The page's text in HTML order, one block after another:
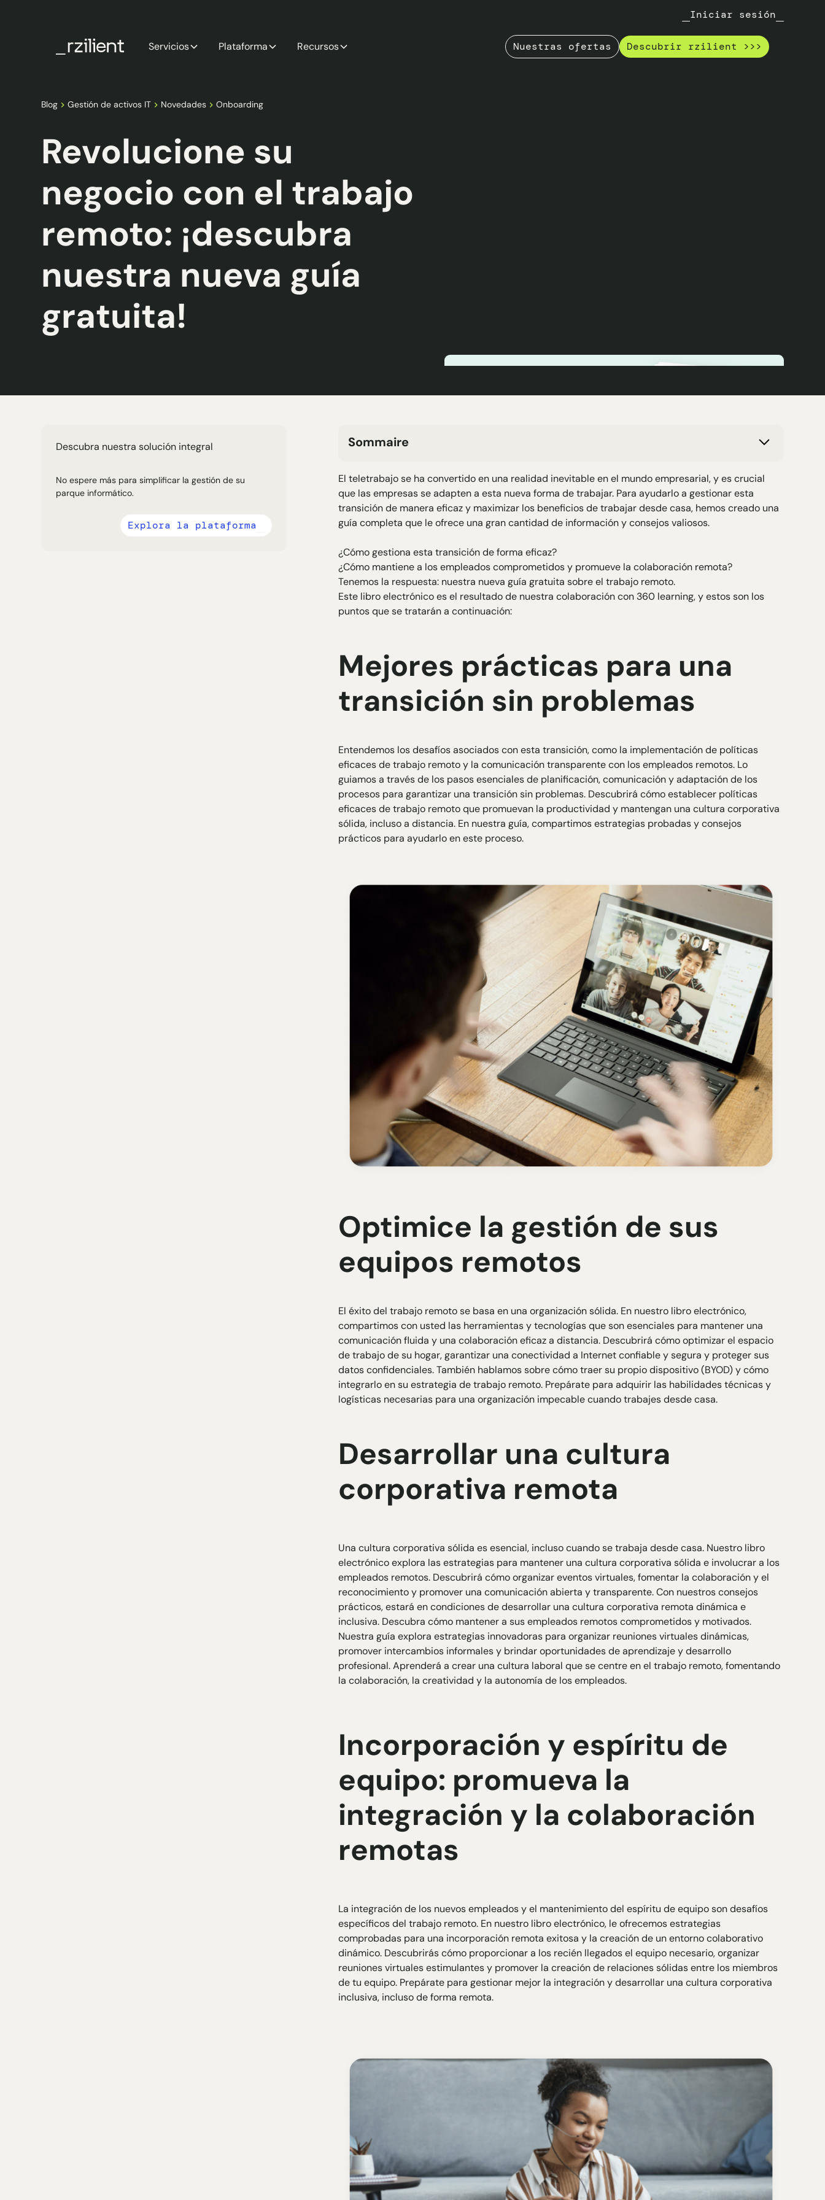
Iniciar sesión
Servicios Plataforma Recursos Nuestras ofertas Descubrir rzilient >>>
Blog Gestión de activos IT Novedades Onboarding
Revolucione su
negocio con el trabajo
remoto: ¡descubra
nuestra nueva guía
gratuita!
Descubra nuestra solución integral
No espere más para simplificar la gestión de su
parque informático.
Explora la plataforma
Sommaire
H3 Texte
H4 Texte
H5 Texte
H6 Texte
El teletrabajo se ha convertido en una realidad inevitable en el mundo empresarial, y es crucial
que las empresas se adapten a esta nueva forma de trabajar. Para ayudarlo a gestionar esta
transición de manera eficaz y maximizar los beneficios de trabajar desde casa, hemos creado una
guía completa que le ofrece una gran cantidad de información y consejos valiosos.
¿Cómo gestiona esta transición de forma eficaz?
¿Cómo mantiene a los empleados comprometidos y promueve la colaboración remota?
Tenemos la respuesta: nuestra nueva guía gratuita sobre el trabajo remoto.
Este libro electrónico es el resultado de nuestra colaboración con 360 learning, y estos son los
puntos que se tratarán a continuación:
Mejores prácticas para una
transición sin problemas
Entendemos los desafíos asociados con esta transición, como la implementación de políticas
eficaces de trabajo remoto y la comunicación transparente con los empleados remotos. Lo
guiamos a través de los pasos esenciales de planificación, comunicación y adaptación de los
procesos para garantizar una transición sin problemas. Descubrirá cómo establecer políticas
eficaces de trabajo remoto que promuevan la productividad y mantengan una cultura corporativa
sólida, incluso a distancia. En nuestra guía, compartimos estrategias probadas y consejos
prácticos para ayudarlo en este proceso.
Optimice la gestión de sus
equipos remotos
El éxito del trabajo remoto se basa en una organización sólida. En nuestro libro electrónico,
compartimos con usted las herramientas y tecnologías que son esenciales para mantener una
comunicación fluida y una colaboración eficaz a distancia. Descubrirá cómo optimizar el espacio
de trabajo de su hogar, garantizar una conectividad a Internet confiable y segura y proteger sus
datos confidenciales. También hablamos sobre cómo traer su propio dispositivo (BYOD) y cómo
integrarlo en su estrategia de trabajo remoto. Prepárate para adquirir las habilidades técnicas y
logísticas necesarias para una organización impecable cuando trabajes desde casa.
Desarrollar una cultura
corporativa remota
Una cultura corporativa sólida es esencial, incluso cuando se trabaja desde casa. Nuestro libro
electrónico explora las estrategias para mantener una cultura corporativa sólida e involucrar a los
empleados remotos. Descubrirá cómo organizar eventos virtuales, fomentar la colaboración y el
reconocimiento y promover una comunicación abierta y transparente. Con nuestros consejos
prácticos, estará en condiciones de desarrollar una cultura corporativa remota dinámica e
inclusiva. Descubra cómo mantener a sus empleados remotos comprometidos y motivados.
Nuestra guía explora estrategias innovadoras para organizar reuniones virtuales dinámicas,
promover intercambios informales y brindar oportunidades de aprendizaje y desarrollo
profesional. Aprenderá a crear una cultura laboral que se centre en el trabajo remoto, fomentando
la colaboración, la creatividad y la autonomía de los empleados.
Incorporación y espíritu de
equipo: promueva la
integración y la colaboración
remotas
La integración de los nuevos empleados y el mantenimiento del espíritu de equipo son desafíos
específicos del trabajo remoto. En nuestro libro electrónico, le ofrecemos estrategias
comprobadas para una incorporación remota exitosa y la creación de un entorno colaborativo
dinámico. Descubrirás cómo proporcionar a los recién llegados el equipo necesario, organizar
reuniones virtuales estimulantes y promover la creación de relaciones sólidas entre los miembros
de tu equipo. Prepárate para gestionar mejor la integración y desarrollar una cultura corporativa
inclusiva, incluso de forma remota.